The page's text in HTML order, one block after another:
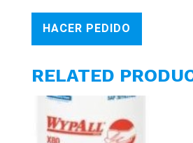
HACER PEDIDO
RELATED